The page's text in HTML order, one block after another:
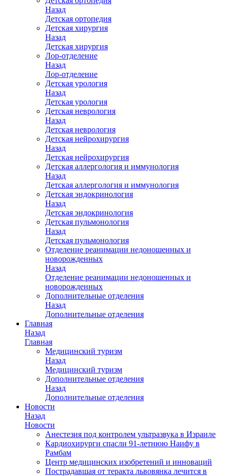
Назад
Детская ортопедия
Детская хирургия
Назад
Детская хирургия
Лор-отделение
Назад
Лор-отделение
Детская урология
Назад
Детская урология
Детская неврология
Назад
Детская неврология
Детская нейрохирургия
Назад
Детская нейрохирургия
Детская аллергология и иммунология
Назад
Детская аллергология и иммунология
Детская эндокринология
Назад
Детская эндокринология
Детская пульмонология
Назад
Детская пульмонология
Отделение реанимации недоношенных и
новорожденных
Назад
Отделение реанимации недоношенных и
новорожденных
Дополнительные отделения
Назад
Дополнительные отделения
Главная
Назад
Главная
Медицинский туризм
Назад
Медицинский туризм
Дополнительные отделения
Назад
Дополнительные отделения
Новости
Назад
Новости
Анестезия под контролем ультразвука в Израиле
Кардиохирурги спасли 91-летнюю Наифу в
Рамбам
Центр медицинских изобретений и инноваций
Пострадавшая от теракта львовянка лечится в